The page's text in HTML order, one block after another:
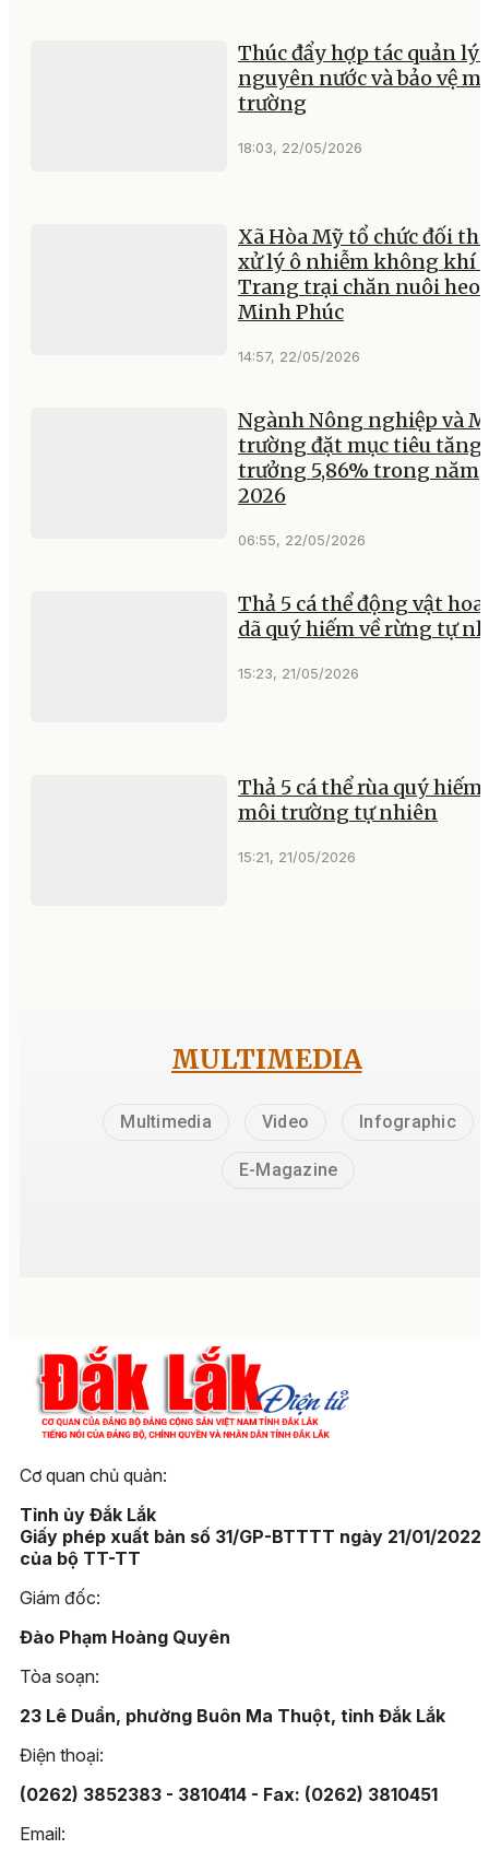
Thúc đẩy hợp tác quản lý
nguyên nước và bảo vệ
trường
18:03, 22/05/2026
Xã Hòa Mỹ tổ chức đối
xử lý ô nhiễm không khí
Trang trại chăn nuôi heo
Minh Phúc
14:57, 22/05/2026
Ngành Nông nghiệp và
trường đặt mục tiêu tăng
trưởng 5,86% trong năm
2026
06:55, 22/05/2026
Thả 5 cá thể động vật
dã quý hiếm về rừng tự
15:23, 21/05/2026
Thả 5 cá thể rùa quý hiếm
môi trường tự nhiên
15:21, 21/05/2026
MULTIMEDIA
Multimedia Video Infographic
E-Magazine
Cơ quan chủ quản:
Tỉnh ủy Đắk Lắk
Giấy phép xuất bản số 31/GP-BTTTT ngày 21/01/2022
của bộ TT-TT
Giám đốc:
Đào Phạm Hoàng Quyên
Tòa soạn:
23 Lê Duẩn, phường Buôn Ma Thuột, tỉnh Đắk Lắk
Điện thoại:
(0262) 3852383 - 3810414 - Fax: (0262) 3810451
Email: